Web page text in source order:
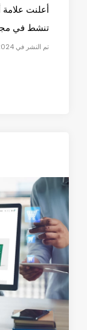
أعلنت علامة
تنشط في
تم النشر في May 2024 في #ARVEA_NATURE